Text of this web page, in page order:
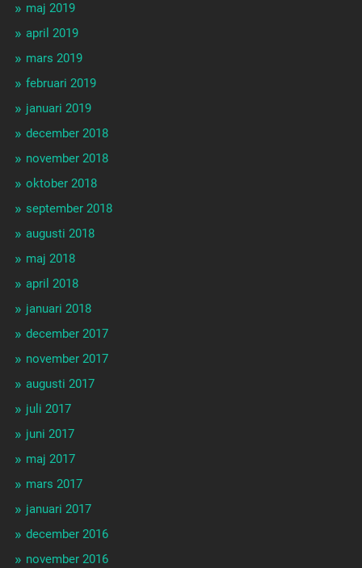
maj 2019
april 2019
mars 2019
februari 2019
januari 2019
december 2018
november 2018
oktober 2018
september 2018
augusti 2018
maj 2018
april 2018
januari 2018
december 2017
november 2017
augusti 2017
juli 2017
juni 2017
maj 2017
mars 2017
januari 2017
december 2016
november 2016